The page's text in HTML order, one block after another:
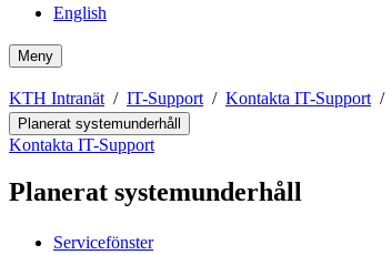
English
Meny
KTH Intranät IT-Support Kontakta IT-Support
Planerat systemunderhåll
Kontakta IT-Support
Planerat systemunderhåll
Servicefönster